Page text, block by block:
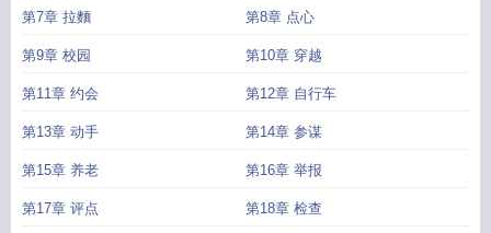
第7章 拉麵 第8章 点心
第9章 校园 第10章 穿越
第11章 约会 第12章 自行车
第13章 动手 第14章 参谋
第15章 养老 第16章 举报
第17章 评点 第18章 检查